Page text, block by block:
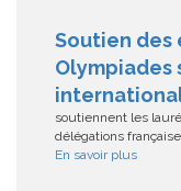
Soutien des
Olympiades
soutiennent les
délégations
En savoir plus